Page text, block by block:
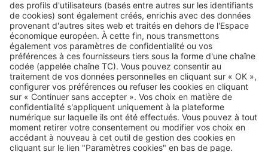
Image
Louer
Cette aide peut faire baisser votre
loyer HLM : qui peut vraiment en
profiter ?
SeLoger c'est aussi